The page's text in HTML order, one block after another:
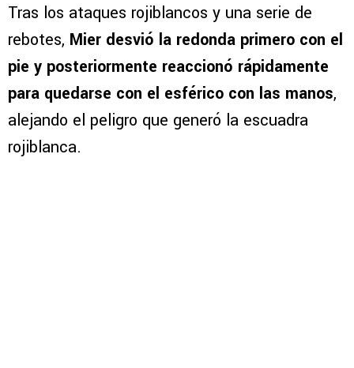
Tras los ataques rojiblancos y una serie de
rebotes, Mier desvió la redonda primero con el
pie y posteriormente reaccionó rápidamente
para quedarse con el esférico con las manos,
alejando el peligro que generó la escuadra
rojiblanca.